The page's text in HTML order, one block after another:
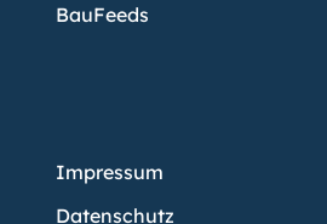
BauFeeds
Impressum
Datenschutz